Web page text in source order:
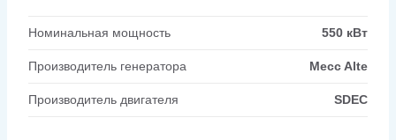
Номинальная мощность 550 кВт
Производитель генератора Mecc Alte
Производитель двигателя SDEC